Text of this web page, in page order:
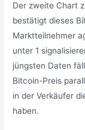
Der zweite Chart
bestätigt dieses
Marktteilnehmer
unter 1
jüngsten Daten
Bitcoin-Preis
in der Verkäufer
haben.